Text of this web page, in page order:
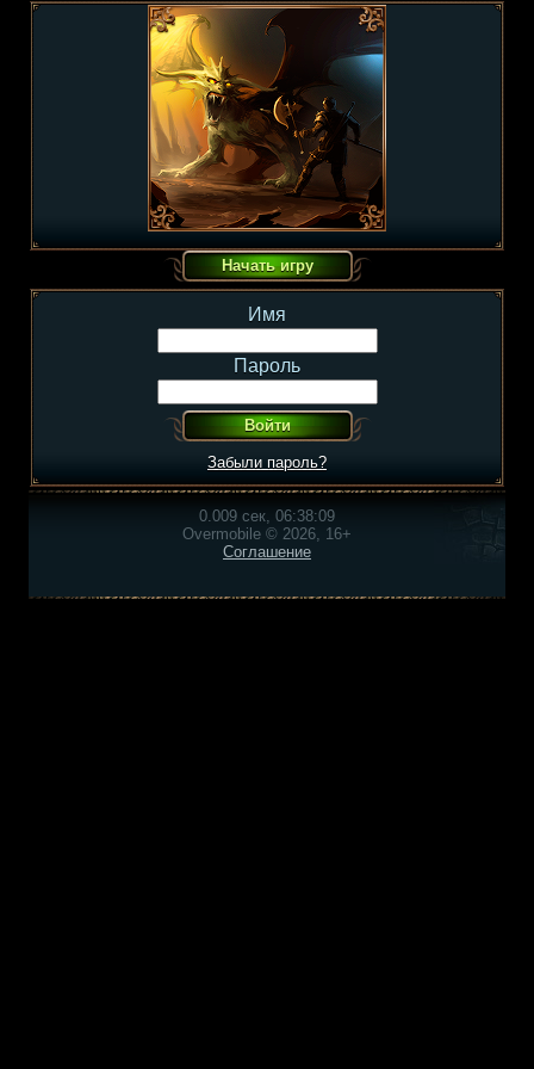
Имя
Пароль
Забыли пароль?
0.009 сек, 06:38:09
Overmobile © 2026, 16+
Соглашение